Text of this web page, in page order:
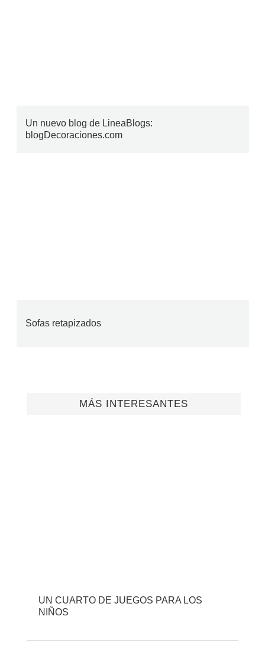
Un nuevo blog de LineaBlogs:
blogDecoraciones.com
Sofas retapizados
MÁS INTERESANTES
UN CUARTO DE JUEGOS PARA LOS
NIÑOS